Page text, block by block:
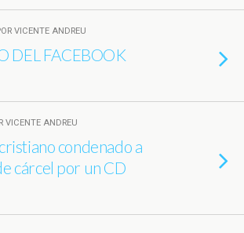
VICENTE ANDREU
DEL FACEBOOK
VICENTE ANDREU
condenado a
cárcel por un CD